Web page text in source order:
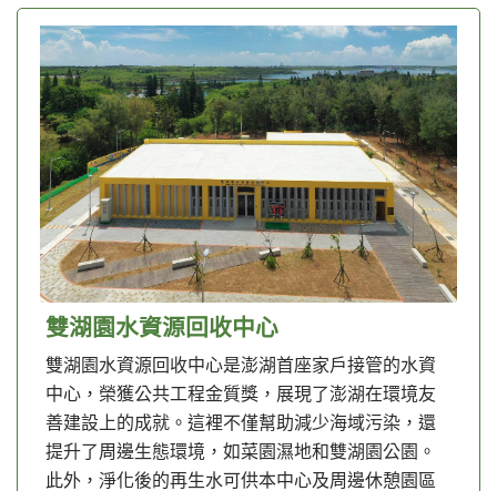
雙湖園水資源回收中心
雙湖園水資源回收中心是澎湖首座家戶接管的水資
中心，榮獲公共工程金質獎，展現了澎湖在環境友
善建設上的成就。這裡不僅幫助減少海域污染，還
提升了周邊生態環境，如菜園濕地和雙湖園公園。
此外，淨化後的再生水可供本中心及周邊休憩園區